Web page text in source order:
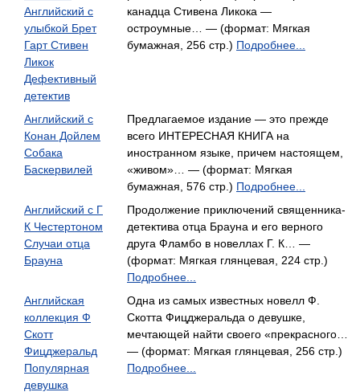
Английский с
улыбкой Брет
Гарт Стивен
Ликок
Дефективный
детектив
канадца Стивена Ликока —
остроумные… — (формат: Мягкая
бумажная, 256 стр.) Подробнее...
Английский с
Конан Дойлем
Собака
Баскервилей
Предлагаемое издание — это прежде
всего ИНТЕРЕСНАЯ КНИГА на
иностранном языке, причем настоящем,
«живом»… — (формат: Мягкая
бумажная, 576 стр.) Подробнее...
Английский с Г
К Честертоном
Случаи отца
Брауна
Продолжение приключений священника-
детектива отца Брауна и его верного
друга Фламбо в новеллах Г. К… —
(формат: Мягкая глянцевая, 224 стр.)
Подробнее...
Английская
коллекция Ф
Скотт
Фицджеральд
Популярная
девушка
Одна из самых известных новелл Ф.
Скотта Фицджеральда о девушке,
мечтающей найти своего «прекрасного…
— (формат: Мягкая глянцевая, 256 стр.)
Подробнее...